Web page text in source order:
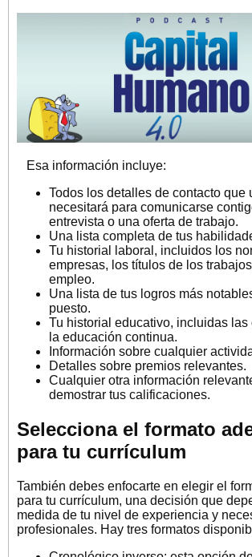
Esa información incluye:
Todos los detalles de contacto que
necesitará para comunicarse
entrevista o una oferta de trabajo.
Una lista completa de tus
Tu historial laboral, incluidos los
empresas, los títulos de los
empleo.
Una lista de tus logros más
puesto.
Tu historial educativo, incluidas las
la educación continua.
Información sobre cualquier
Detalles sobre premios relevantes.
Cualquier otra información
demostrar tus calificaciones.
Selecciona el formato
para tu currículum
También debes enfocarte en elegir el
para tu currículum, una decisión que
medida de tu nivel de experiencia y
profesionales. Hay tres formatos